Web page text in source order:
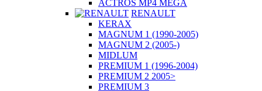
ACTROS MP4 MEGA
RENAULT
KERAX
MAGNUM 1 (1990-2005)
MAGNUM 2 (2005-)
MIDLUM
PREMIUM 1 (1996-2004)
PREMIUM 2 2005>
PREMIUM 3